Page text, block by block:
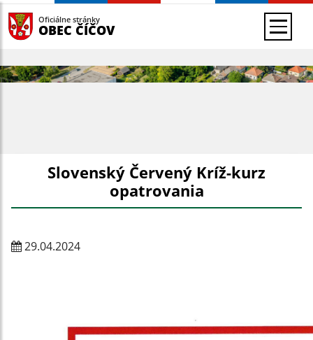
Oficiálne stránky
OBEC ČÍČOV
Slovenský Červený Kríž-kurz
opatrovania
29.04.2024